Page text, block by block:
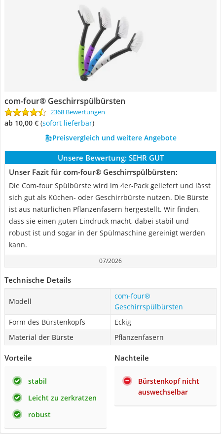
com-four® Geschirrspülbürsten
2368 Bewertungen
ab 10,00 € ( Sofort lieferbar)
Preisvergleich und weitere Angebote
Unsere Bewertung: SEHR GUT
Unser Fazit für com-four® Geschirrspülbürsten:
Die Com-four Spülbürste wird im 4er-Pack geliefert und lässt
sich gut als Küchen- oder Geschirrbürste nutzen. Die Bürste
ist aus natürlichen Pflanzenfasern hergestellt. Wir finden,
dass sie einen guten Eindruck macht, dabei stabil und
robust ist und sogar in der Spülmaschine gereinigt werden
kann.
07/2026
Technische Details
Modell
com-four®
Geschirrspülbürsten
Form des Bürstenkopfs
Eckig
Material der Bürste
Pflanzenfasern
Vorteile
stabil
Leicht zu zerkratzen
robust
Nachteile
Bürstenkopf nicht
auswechselbar